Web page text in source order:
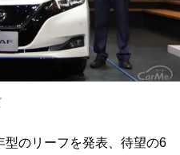
型のリーフを発表、待望の6